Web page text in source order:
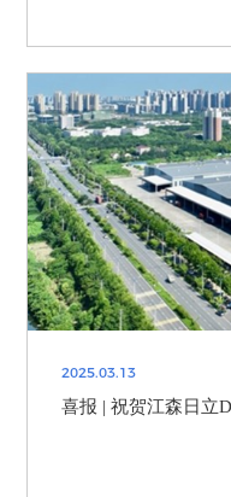
2025.03.13
喜报 | 祝贺江森日立